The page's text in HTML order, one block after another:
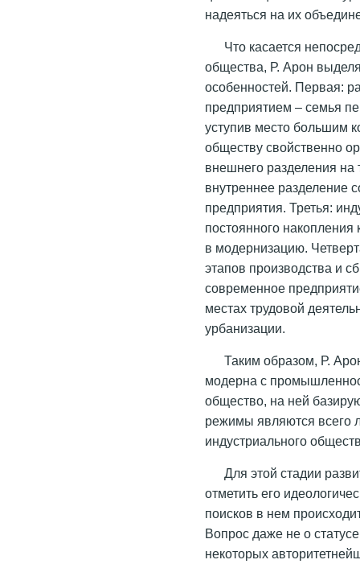
надеяться на их
Что касается
общества, Р. Арон
особенностей. Первая:
предприятием – семья
уступив место большим
обществу свойственно
внешнего разделения на
внутреннее разделение
предприятия. Третья:
постоянного
в модернизацию.
этапов производства и
современное
местах трудовой
урбанизации.
Таким образом, Р.
модерна с
общество, на ней
режимы являются всего
индустриального
Для этой стадии
отметить его
поисков в нем
Вопрос даже не о
некоторых